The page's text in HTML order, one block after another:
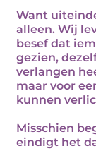
Want
alleen. Wij
besef dat
gezien,
verlangen
maar voor
kunnen
Misschien
eindigt het